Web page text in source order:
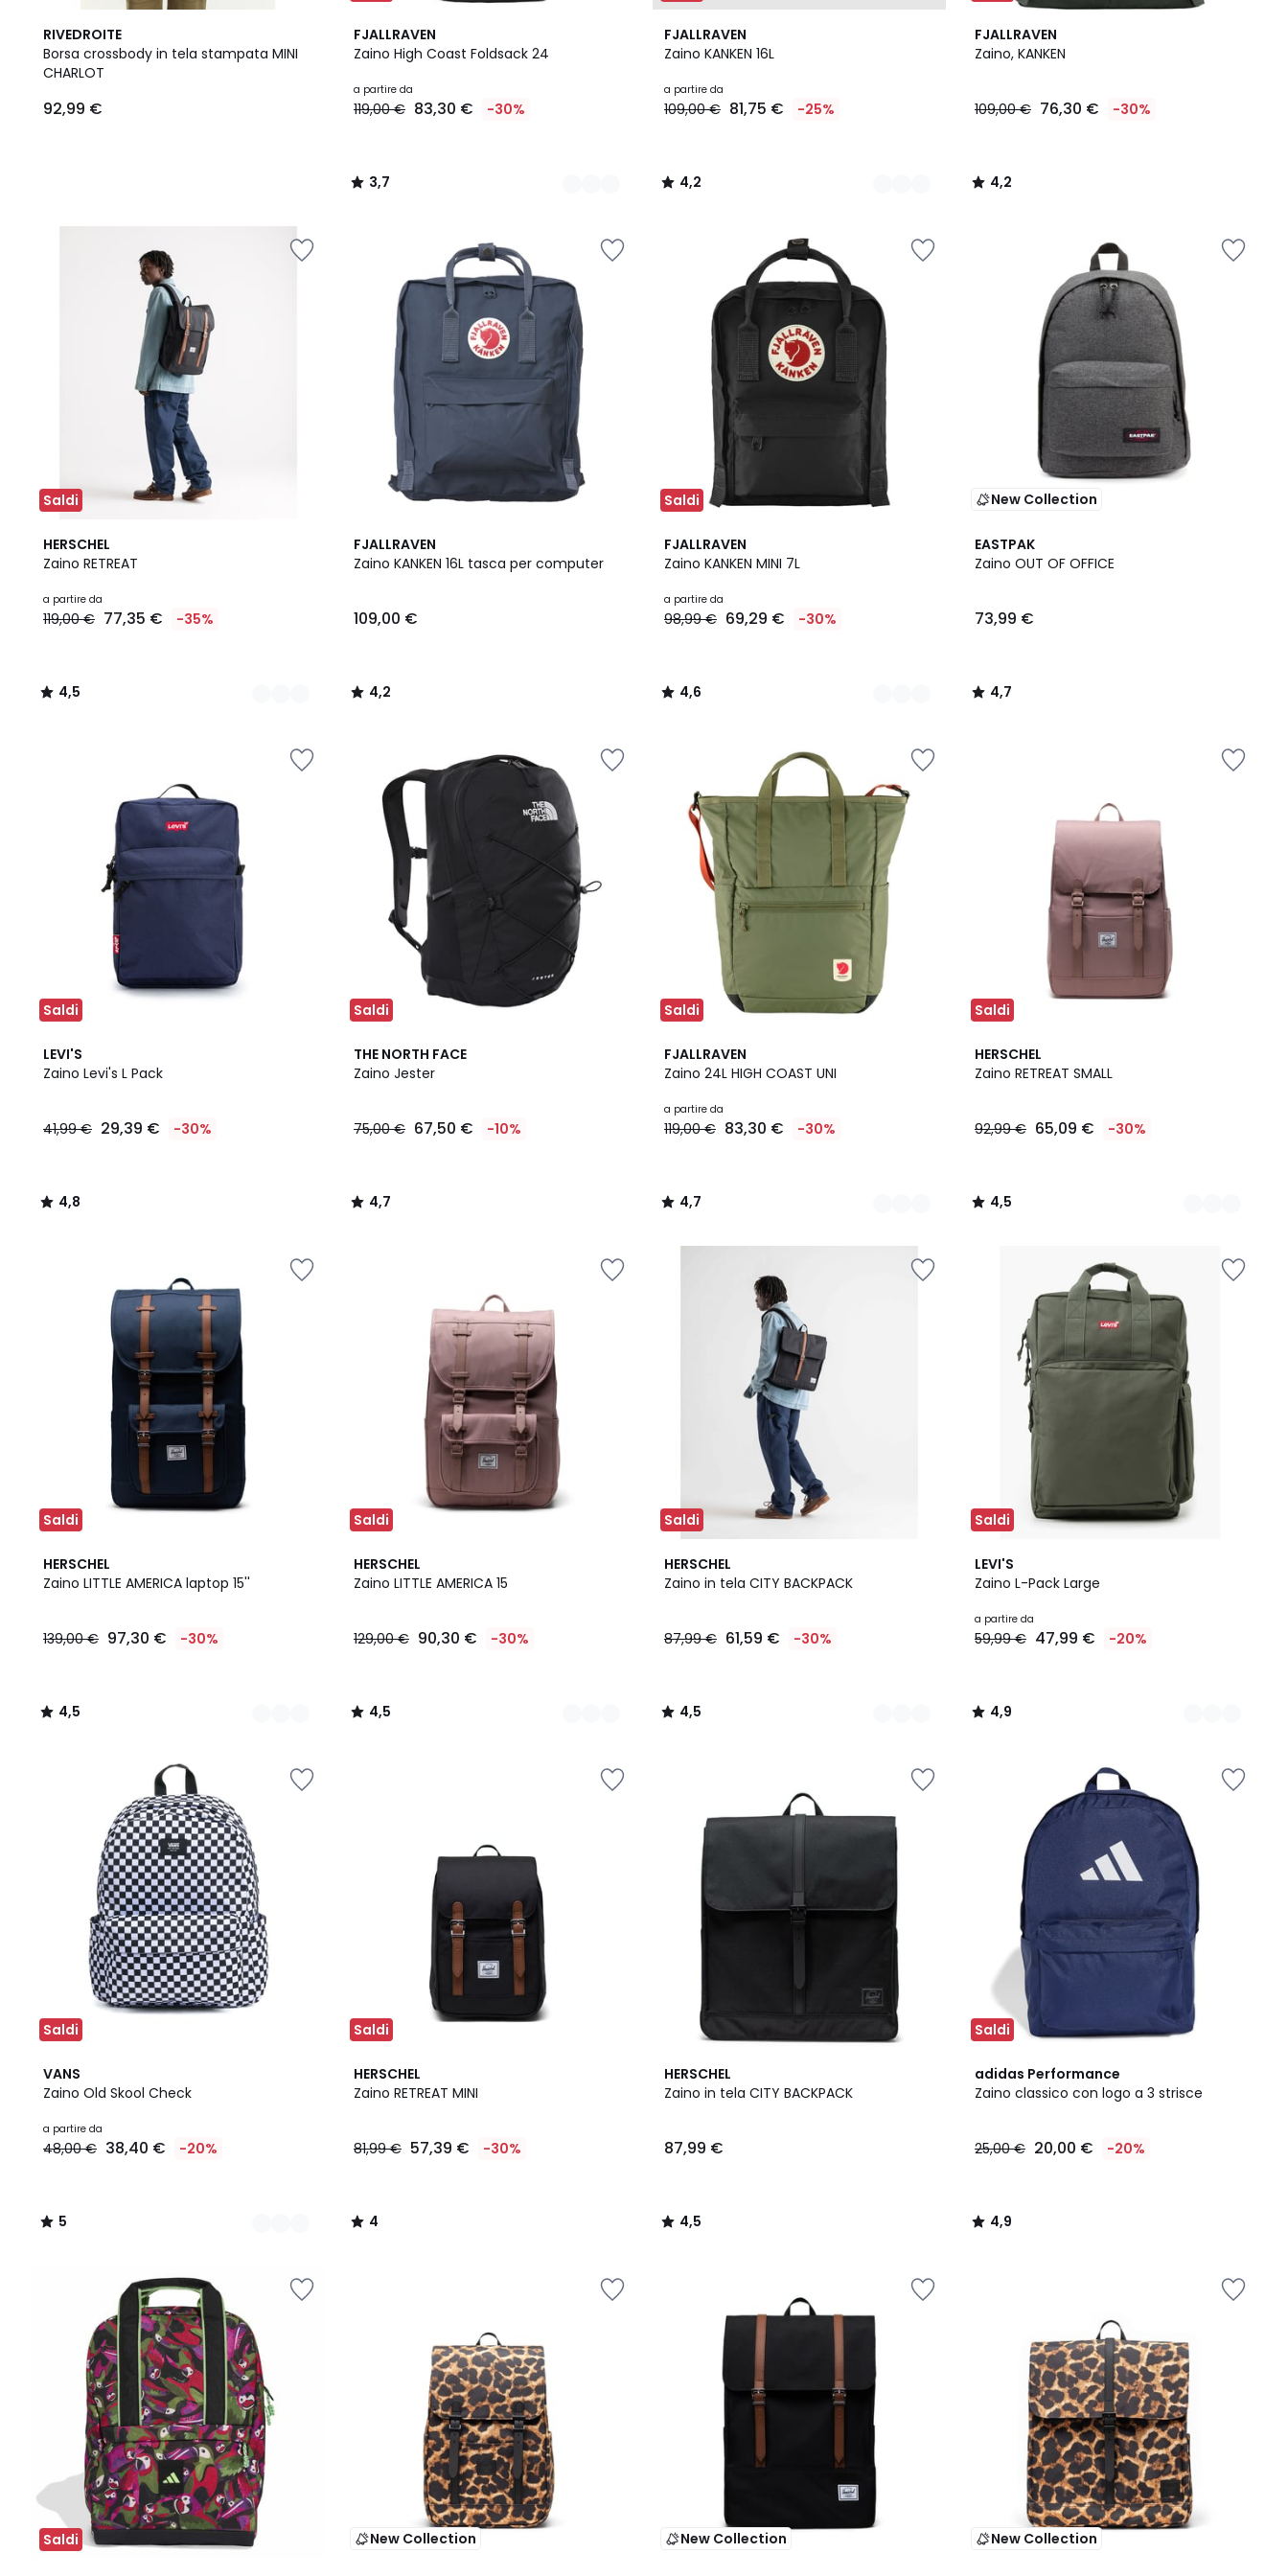
RIVEDROITE
Borsa crossbody in tela stampata MINI
CHARLOT
€.
92,99 €
FJALLRAVEN
Zaino High Coast Foldsack 24
a partire da
119,00 € 83,30 € -30%
3,7
/ 5
2
Colori
3,7
/
FJALLRAVEN
Zaino KANKEN 16L
a partire da
109,00 € 81,75 € -25%
4,2
/ 5
3
Colori
4,2
/
FJALLRAVEN
Zaino, KANKEN
109,00 € 76,30 € -30%
4,2
/ 5
4,2
/
Saldi
HERSCHEL
Zaino RETREAT
a partire da
119,00 € 77,35 € -35%
4,5
/ 5
4
Colori
4,5
/
FJALLRAVEN
Zaino KANKEN 16L tasca per computer
109,00 €
4,2
/ 5
4,2
/
Saldi
FJALLRAVEN
Zaino KANKEN MINI 7L
a partire da
98,99 € 69,29 € -30%
4,6
/ 5
4
Colori
4,6
/
New Collection
EASTPAK
Zaino OUT OF OFFICE
73,99 €
4,7
/ 5
4,7
/
Saldi
LEVI'S
Zaino Levi's L Pack
41,99 € 29,39 € -30%
4,8
/ 5
4,8
/
Saldi
THE NORTH FACE
Zaino Jester
75,00 € 67,50 € -10%
4,7
/ 5
4,7
/
Saldi
FJALLRAVEN
Zaino 24L HIGH COAST UNI
a partire da
119,00 € 83,30 € -30%
4,7
/ 5
5
Colori
4,7
/
Saldi
HERSCHEL
Zaino RETREAT SMALL
92,99 € 65,09 € -30%
4,5
/ 5
4
Colori
4,5
/
Saldi
HERSCHEL
Zaino LITTLE AMERICA laptop 15''
139,00 € 97,30 € -30%
4,5
/ 5
2
Colori
4,5
/
Saldi
HERSCHEL
Zaino LITTLE AMERICA 15
129,00 € 90,30 € -30%
4,5
/ 5
3
Colori
4,5
/
Saldi
HERSCHEL
Zaino in tela CITY BACKPACK
87,99 € 61,59 € -30%
4,5
/ 5
2
Colori
4,5
/
Saldi
LEVI'S
Zaino L-Pack Large
a partire da
59,99 € 47,99 € -20%
4,9
/ 5
2
Colori
4,9
/
Saldi
VANS
Zaino Old Skool Check
a partire da
48,00 € 38,40 € -20%
5
/
2
Colori
5
/
Saldi
HERSCHEL
Zaino RETREAT MINI
81,99 € 57,39 € -30%
4
/
4
/
HERSCHEL
Zaino in tela CITY BACKPACK
87,99 €
4,5
/ 5
4,5
/
Saldi
adidas Performance
Zaino classico con logo a 3 strisce
25,00 € 20,00 € -20%
4,9
/ 5
4,9
/
Saldi New Collection New Collection New Collection